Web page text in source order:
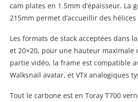
cam plates en 1.5mm d’épaisseur. La
215mm permet d’accueillir des hélices
Les formats de stack acceptées dans
et 20×20, pour une hauteur maximale
partie vidéo, la frame est compatible
Walksnail avatar, et VTx analogiques
Tout le carbone est en Toray T700